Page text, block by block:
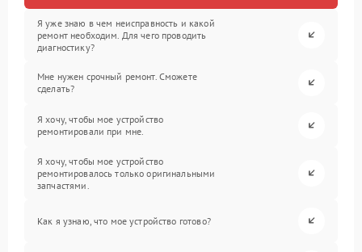
Я уже знаю в чем неисправность и какой
ремонт необходим. Для чего проводить
диагностику?
Мне нужен срочный ремонт. Сможете
сделать?
Я хочу, чтобы мое устройство
ремонтировали при мне.
Я хочу, чтобы мое устройство
ремонтировалось только оригинальными
запчастями.
Как я узнаю, что мое устройство готово?